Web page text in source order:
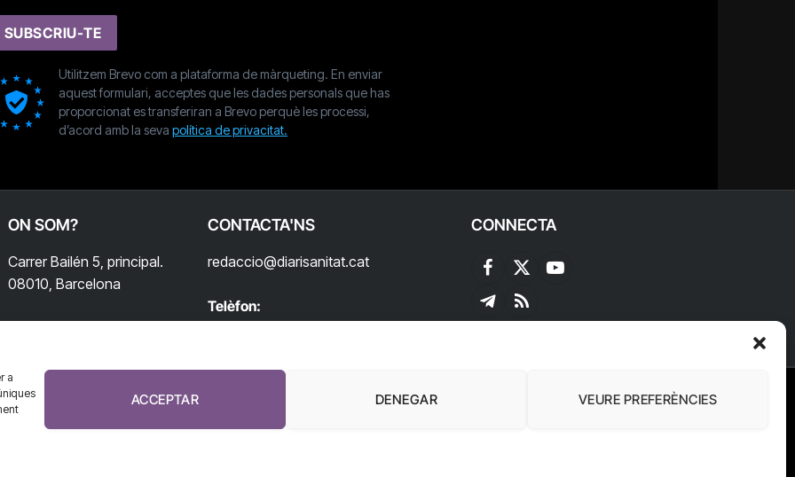
a
ACCEPTAR DENEGAR VEURE PREFERÈNCIES
SUBSCRIU-TE
Utilitzem Brevo com a plataforma de màrqueting. En enviar
aquest formulari, acceptes que les dades personals que has
proporcionat es transferiran a Brevo perquè les processi,
d’acord amb la seva política de privacitat.
ON SOM?
Carrer Bailén 5, principal.
08010, Barcelona
CONTACTA'NS
redaccio@diarisanitat.cat
Telèfon:
CONNECTA
Facebook
X
(Twitter)
YouTube
Telegram
RSS